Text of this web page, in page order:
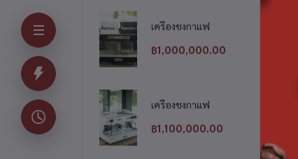
เครื่องชงกาแฟ
฿1,000,000.00
เครื่องชงกาแฟ
฿1,100,000.00